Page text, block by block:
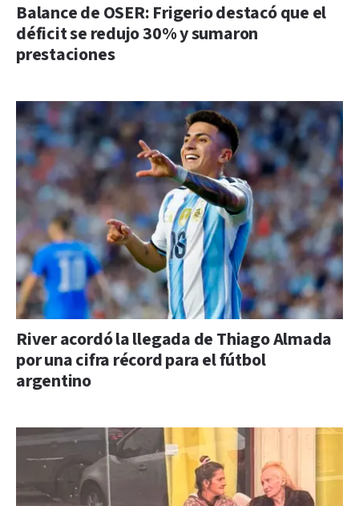
Balance de OSER: Frigerio destacó que el
déficit se redujo 30% y sumaron
prestaciones
River acordó la llegada de Thiago Almada
por una cifra récord para el fútbol
argentino